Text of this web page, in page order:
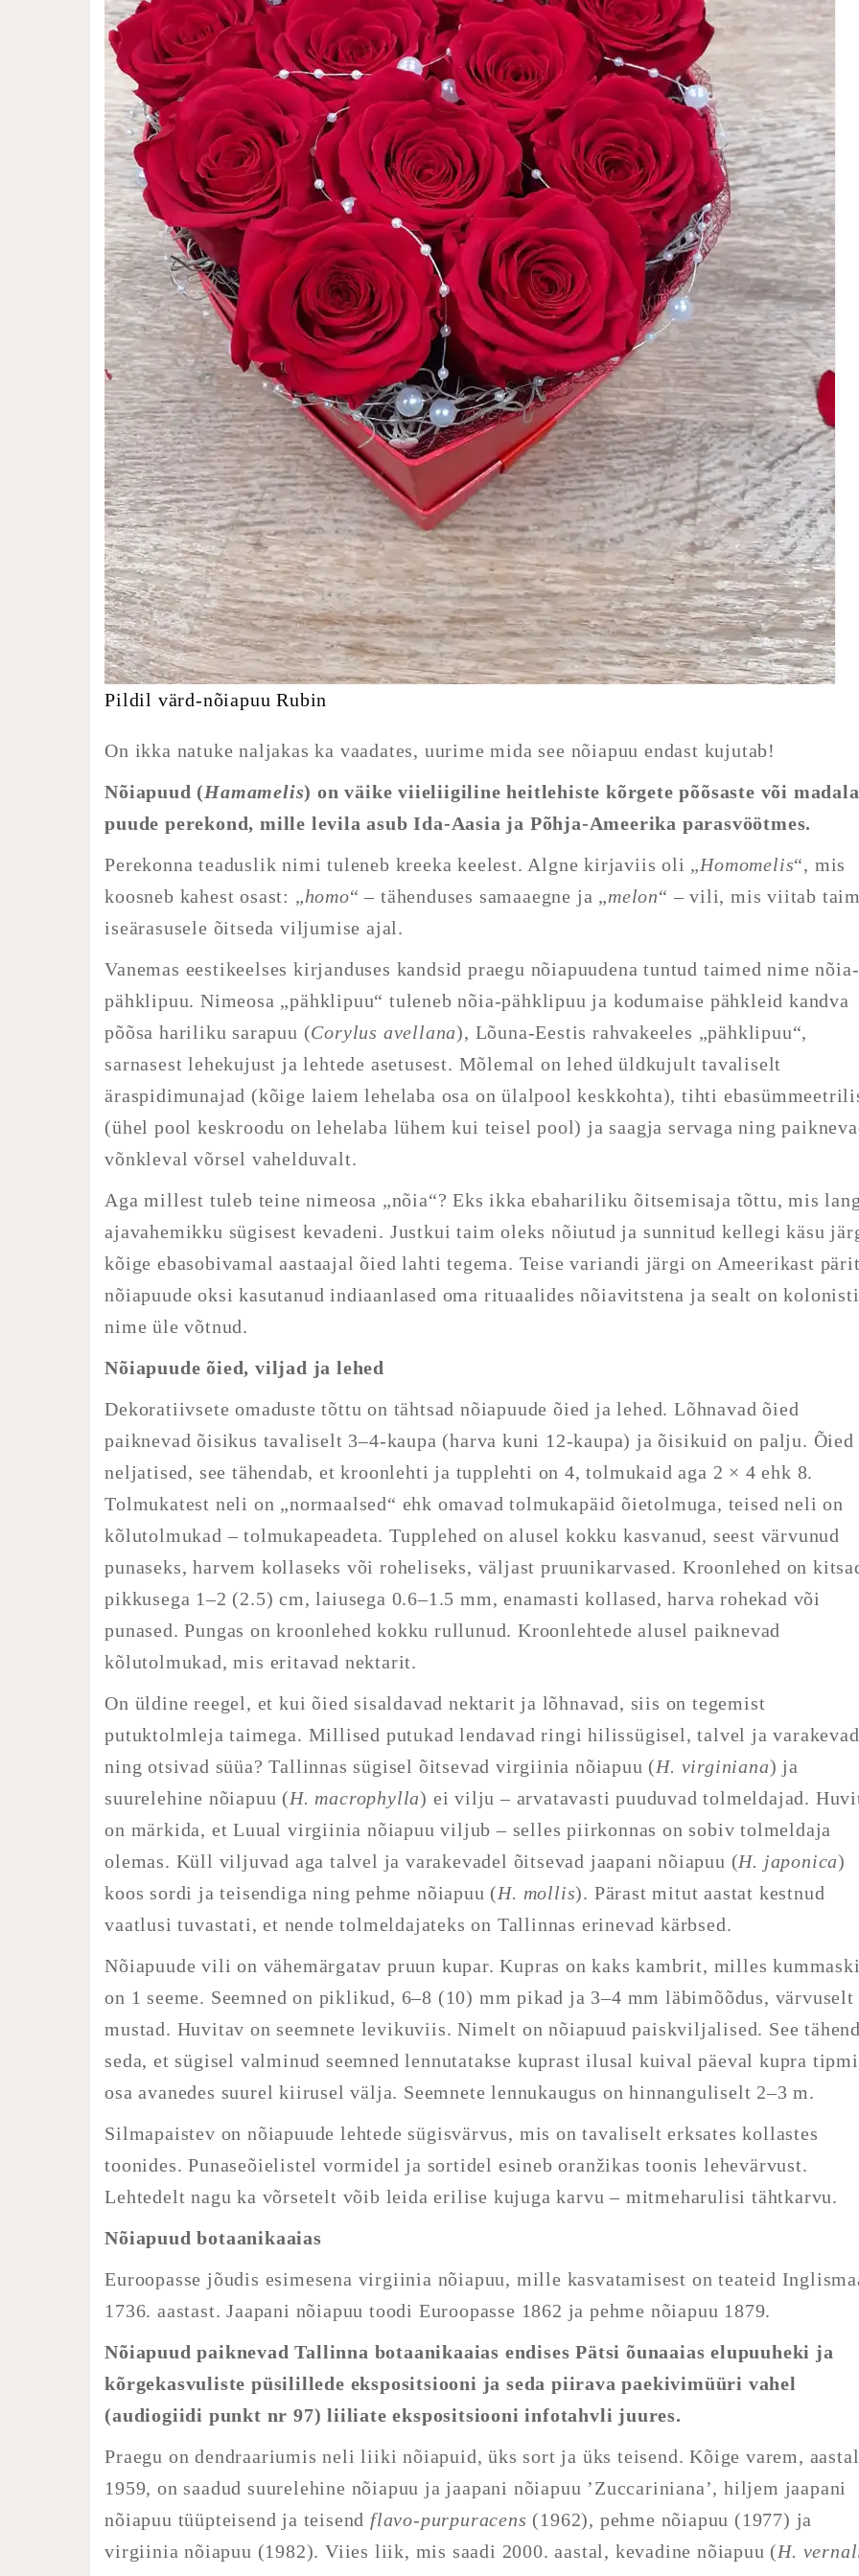
Pildil värd-nõiapuu Rubin
On ikka natuke naljakas ka vaadates, uurime mida see nõiapuu endast kujutab!
Nõiapuud (Hamamelis) on väike viieliigiline heitlehiste kõrgete põõsaste või
puude perekond, mille levila asub Ida-Aasia ja Põhja-Ameerika parasvöötmes.
Perekonna teaduslik nimi tuleneb kreeka keelest. Algne kirjaviis oli „Homomelis“, mis
koosneb kahest osast: „homo“ – tähenduses samaaegne ja „melon“ – vili, mis viitab
iseärasusele õitseda viljumise ajal.
Vanemas eestikeelses kirjanduses kandsid praegu nõiapuudena tuntud taimed nime nõia-
pähklipuu. Nimeosa „pähklipuu“ tuleneb nõia-pähklipuu ja kodumaise pähkleid kandva
põõsa hariliku sarapuu (Corylus avellana), Lõuna-Eestis rahvakeeles „pähklipuu“,
sarnasest lehekujust ja lehtede asetusest. Mõlemal on lehed üldkujult tavaliselt
äraspidimunajad (kõige laiem lehelaba osa on ülalpool keskkohta), tihti
(ühel pool keskroodu on lehelaba lühem kui teisel pool) ja saagja servaga ning
võnkleval võrsel vahelduvalt.
Aga millest tuleb teine nimeosa „nõia“? Eks ikka ebahariliku õitsemisaja tõttu, mis
ajavahemikku sügisest kevadeni. Justkui taim oleks nõiutud ja sunnitud kellegi käsu
kõige ebasobivamal aastaajal õied lahti tegema. Teise variandi järgi on Ameerikast pärit
nõiapuude oksi kasutanud indiaanlased oma rituaalides nõiavitstena ja sealt on
nime üle võtnud.
Nõiapuude õied, viljad ja lehed
Dekoratiivsete omaduste tõttu on tähtsad nõiapuude õied ja lehed. Lõhnavad õied
paiknevad õisikus tavaliselt 3–4-kaupa (harva kuni 12-kaupa) ja õisikuid on palju. Õied
neljatised, see tähendab, et kroonlehti ja tupplehti on 4, tolmukaid aga 2 × 4 ehk 8.
Tolmukatest neli on „normaalsed“ ehk omavad tolmukapäid õietolmuga, teised neli on
kõlutolmukad – tolmukapeadeta. Tupplehed on alusel kokku kasvanud, seest värvunud
punaseks, harvem kollaseks või roheliseks, väljast pruunikarvased. Kroonlehed on
pikkusega 1–2 (2.5) cm, laiusega 0.6–1.5 mm, enamasti kollased, harva rohekad või
punased. Pungas on kroonlehed kokku rullunud. Kroonlehtede alusel paiknevad
kõlutolmukad, mis eritavad nektarit.
On üldine reegel, et kui õied sisaldavad nektarit ja lõhnavad, siis on tegemist
putuktolmleja taimega. Millised putukad lendavad ringi hilissügisel, talvel ja
ning otsivad süüa? Tallinnas sügisel õitsevad virgiinia nõiapuu (H. virginiana) ja
suurelehine nõiapuu (H. macrophylla) ei vilju – arvatavasti puuduvad tolmeldajad.
on märkida, et Luual virgiinia nõiapuu viljub – selles piirkonnas on sobiv tolmeldaja
olemas. Küll viljuvad aga talvel ja varakevadel õitsevad jaapani nõiapuu (H. japonica)
koos sordi ja teisendiga ning pehme nõiapuu (H. mollis). Pärast mitut aastat kestnud
vaatlusi tuvastati, et nende tolmeldajateks on Tallinnas erinevad kärbsed.
Nõiapuude vili on vähemärgatav pruun kupar. Kupras on kaks kambrit, milles kummaski
on 1 seeme. Seemned on piklikud, 6–8 (10) mm pikad ja 3–4 mm läbimõõdus, värvuselt
mustad. Huvitav on seemnete levikuviis. Nimelt on nõiapuud paiskviljalised. See
seda, et sügisel valminud seemned lennutatakse kuprast ilusal kuival päeval kupra
osa avanedes suurel kiirusel välja. Seemnete lennukaugus on hinnanguliselt 2–3 m.
Silmapaistev on nõiapuude lehtede sügisvärvus, mis on tavaliselt erksates kollastes
toonides. Punaseõielistel vormidel ja sortidel esineb oranžikas toonis lehevärvust.
Lehtedelt nagu ka võrsetelt võib leida erilise kujuga karvu – mitmeharulisi tähtkarvu.
Nõiapuud botaanikaaias
Euroopasse jõudis esimesena virgiinia nõiapuu, mille kasvatamisest on teateid
1736. aastast. Jaapani nõiapuu toodi Euroopasse 1862 ja pehme nõiapuu 1879.
Nõiapuud paiknevad Tallinna botaanikaaias endises Pätsi õunaaias elupuuheki ja
kõrgekasvuliste püsilillede ekspositsiooni ja seda piirava paekivimüüri vahel
(audiogiidi punkt nr 97) liiliate ekspositsiooni infotahvli juures.
Praegu on dendraariumis neli liiki nõiapuid, üks sort ja üks teisend. Kõige varem, aastal
1959, on saadud suurelehine nõiapuu ja jaapani nõiapuu ’Zuccariniana’, hiljem jaapani
nõiapuu tüüpteisend ja teisend flavo-purpuracens (1962), pehme nõiapuu (1977) ja
virgiinia nõiapuu (1982). Viies liik, mis saadi 2000. aastal, kevadine nõiapuu (H.